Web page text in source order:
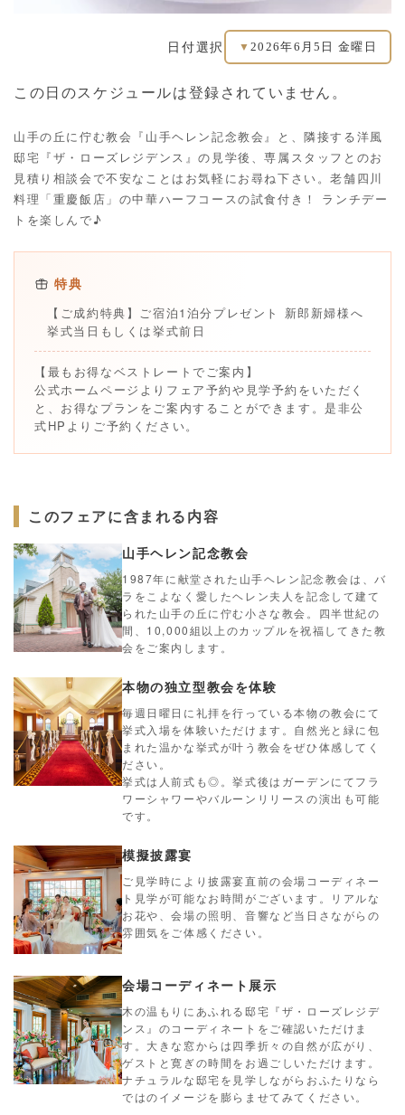
日付選択 ▼2026年6月5日 金曜日
この日のスケジュールは登録されていません。
山手の丘に佇む教会『山手ヘレン記念教会』と、隣接する洋風
邸宅『ザ・ローズレジデンス』の見学後、専属スタッフとのお
見積り相談会で不安なことはお気軽にお尋ね下さい。老舗四川
料理「重慶飯店」の中華ハーフコースの試食付き！ ランチデー
トを楽しんで♪
特典
【ご成約特典】ご宿泊1泊分プレゼント 新郎新婦様へ
挙式当日もしくは挙式前日
【最もお得なベストレートでご案内】
公式ホームページよりフェア予約や見学予約をいただく
と、お得なプランをご案内することができます。是非公
式HPよりご予約ください。
このフェアに含まれる内容
山手ヘレン記念教会
1987年に献堂された山手ヘレン記念教会は、バ
ラをこよなく愛したヘレン夫人を記念して建て
られた山手の丘に佇む小さな教会。四半世紀の
間、10,000組以上のカップルを祝福してきた教
会をご案内します。
本物の独立型教会を体験
毎週日曜日に礼拝を行っている本物の教会にて
挙式入場を体験いただけます。自然光と緑に包
まれた温かな挙式が叶う教会をぜひ体感してく
ださい。
挙式は人前式も◎。挙式後はガーデンにてフラ
ワーシャワーやバルーンリリースの演出も可能
です。
模擬披露宴
ご見学時により披露宴直前の会場コーディネー
ト見学が可能なお時間がございます。リアルな
お花や、会場の照明、音響など当日さながらの
雰囲気をご体感ください。
会場コーディネート展示
木の温もりにあふれる邸宅『ザ・ローズレジデ
ンス』のコーディネートをご確認いただけま
す。大きな窓からは四季折々の自然が広がり、
ゲストと寛ぎの時間をお過ごしいただけます。
ナチュラルな邸宅を見学しながらおふたりなら
ではのイメージを膨らませてみてください。